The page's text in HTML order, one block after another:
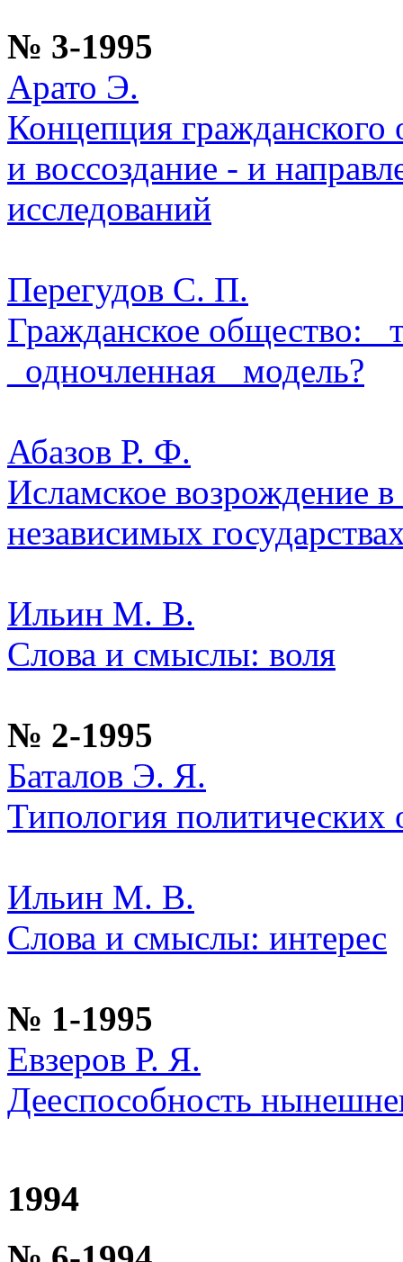
№ 3-1995
Арато Э.
Концепция
и воссоздание - и
исследований
Перегудов С. П.
Гражданское общество:
_одночленная_ модель?
Абазов Р. Ф.
Исламское возрождение
независимых
Ильин М. В.
Слова и смыслы: воля
№ 2-1995
Баталов Э. Я.
Типология
Ильин М. В.
Слова и смыслы: интерес
№ 1-1995
Евзеров Р. Я.
Дееспособность
1994